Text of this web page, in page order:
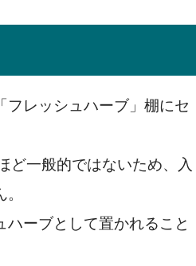
フレッシュハーブ」棚にセ
ど一般的ではないため、入
ーブとして置かれること